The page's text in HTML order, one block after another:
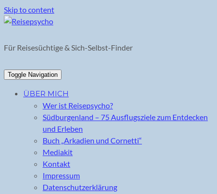
Skip to content
Für Reisesüchtige & Sich-Selbst-Finder
Toggle Navigation
ÜBER MICH
Wer ist Reisepsycho?
Südburgenland – 75 Ausflugsziele zum Entdecken
und Erleben
Buch „Arkadien und Cornetti“
Mediakit
Kontakt
Impressum
Datenschutzerklärung